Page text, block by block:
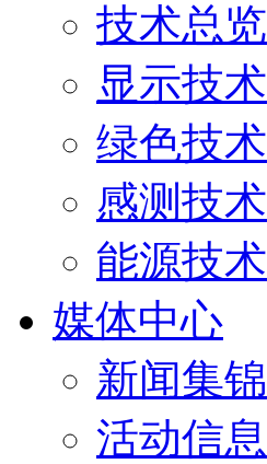
技术总览
显示技术
绿色技术
感测技术
能源技术
媒体中心
新闻集锦
活动信息